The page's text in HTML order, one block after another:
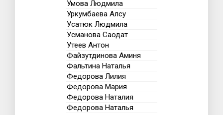
Умова Людмила
Уркумбаева Алсу
Усатюк Людмила
Усманова Саодат
Утеев Антон
Файзутдинова Аминя
Фальтина Наталья
Федорова Лилия
Федорова Мария
Федорова Наталия
Федорова Наталья